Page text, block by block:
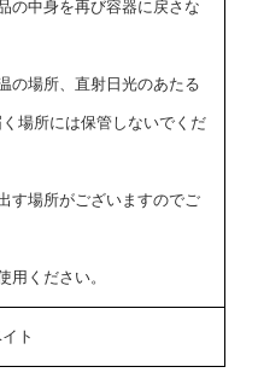
の中身を再び容器に戻さな
の場所、直射日光のあたる
場所には保管しないでくだ
す場所がございますのでご
用ください。
ト